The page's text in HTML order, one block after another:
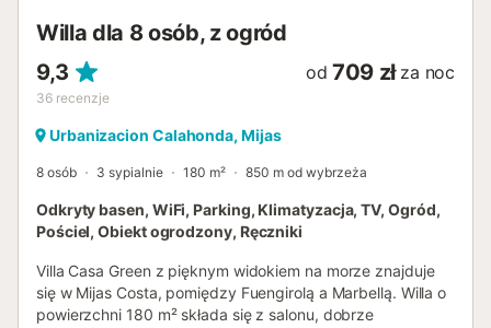
Willa dla 8 osób, z ogród
9,3
36 recenzje
od 709 zł za noc
Urbanizacion Calahonda, Mijas
8 osób 3 sypialnie 180 m² 850 m od wybrzeża
Odkryty basen, WiFi, Parking, Klimatyzacja, TV, Ogród,
Pościel, Obiekt ogrodzony, Ręczniki
Villa Casa Green z pięknym widokiem na morze znajduje
się w Mijas Costa, pomiędzy Fuengirolą a Marbellą. Willa o
powierzchni 180 m² składa się z salonu, dobrze